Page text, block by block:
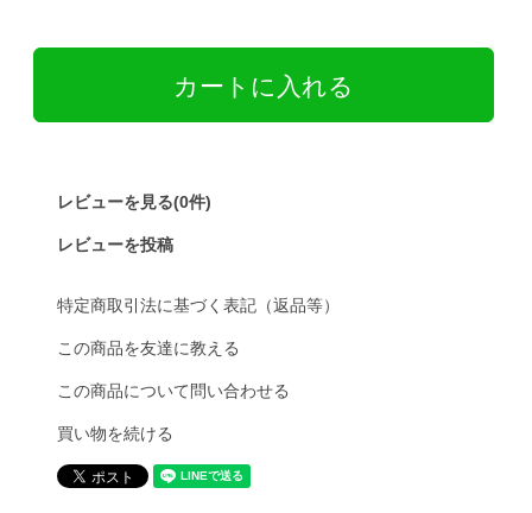
レビューを見る(0件)
レビューを投稿
特定商取引法に基づく表記（返品等）
この商品を友達に教える
この商品について問い合わせる
買い物を続ける